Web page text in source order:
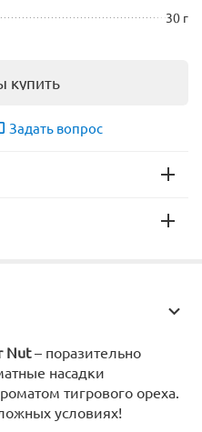
30 г
купить
Задать вопрос
Nut– поразительно
насадки
тигрового ореха.
условиях!